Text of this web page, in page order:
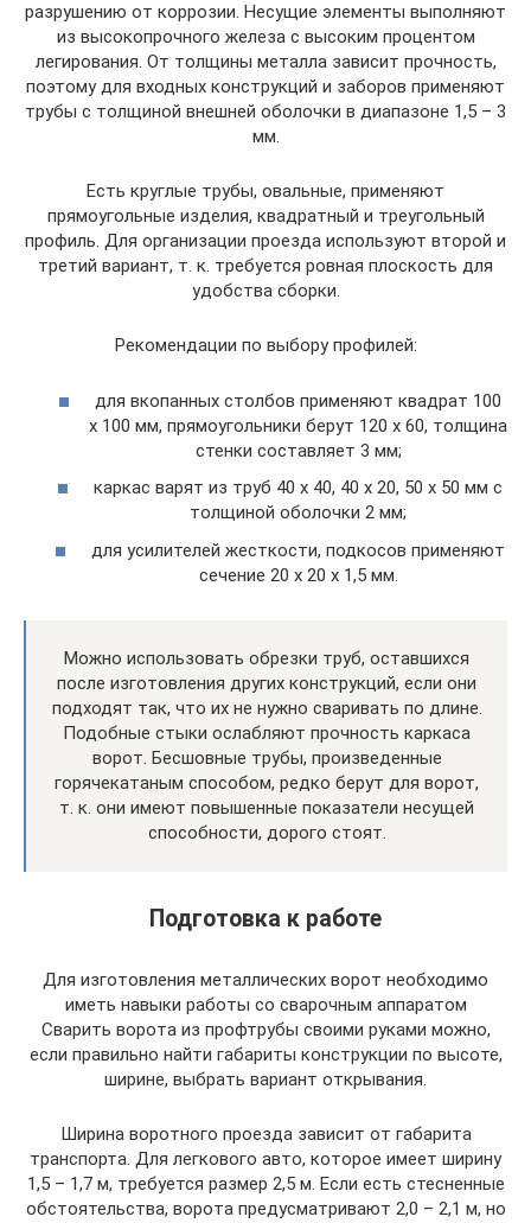
разрушению от коррозии. Несущие элементы выполняют
из высокопрочного железа с высоким процентом
легирования. От толщины металла зависит прочность,
поэтому для входных конструкций и заборов применяют
трубы с толщиной внешней оболочки в диапазоне 1,5 – 3
мм.
Есть круглые трубы, овальные, применяют
прямоугольные изделия, квадратный и треугольный
профиль. Для организации проезда используют второй и
третий вариант, т. к. требуется ровная плоскость для
удобства сборки.
Рекомендации по выбору профилей:
для вкопанных столбов применяют квадрат 100
х 100 мм, прямоугольники берут 120 х 60, толщина
стенки составляет 3 мм;
каркас варят из труб 40 х 40, 40 х 20, 50 х 50 мм с
толщиной оболочки 2 мм;
для усилителей жесткости, подкосов применяют
сечение 20 х 20 х 1,5 мм.
Можно использовать обрезки труб, оставшихся
после изготовления других конструкций, если они
подходят так, что их не нужно сваривать по длине.
Подобные стыки ослабляют прочность каркаса
ворот. Бесшовные трубы, произведенные
горячекатаным способом, редко берут для ворот,
т. к. они имеют повышенные показатели несущей
способности, дорого стоят.
Подготовка к работе
Для изготовления металлических ворот необходимо
иметь навыки работы со сварочным аппаратом
Сварить ворота из профтрубы своими руками можно,
если правильно найти габариты конструкции по высоте,
ширине, выбрать вариант открывания.
Ширина воротного проезда зависит от габарита
транспорта. Для легкового авто, которое имеет ширину
1,5 – 1,7 м, требуется размер 2,5 м. Если есть стесненные
обстоятельства, ворота предусматривают 2,0 – 2,1 м, но